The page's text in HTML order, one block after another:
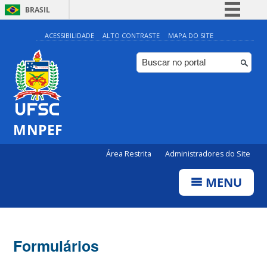
BRASIL
Simplifique!
Comunica BR
Participe
ACESSIBILIDADE ALTO CONTRASTE MAPA DO SITE
MNPEF
Área Restrita Administradores do Site
MENU
Formulários